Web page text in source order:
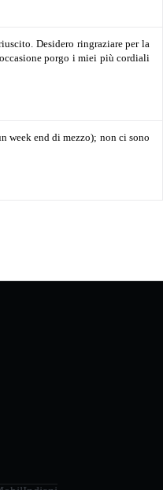
Desidero ringraziare per la
porgo i miei più cordiali
week end di mezzo); non ci sono